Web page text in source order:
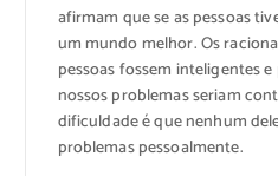
afirmam que se as pessoas
um mundo melhor. Os
pessoas fossem inteligentes
nossos problemas seriam
dificuldade é que nenhum
problemas pessoalmente.